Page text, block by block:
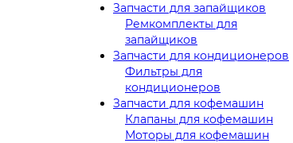
Запчасти для запайщиков
Ремкомплекты для
запайщиков
Запчасти для кондиционеров
Фильтры для
кондиционеров
Запчасти для кофемашин
Клапаны для кофемашин
Моторы для кофемашин